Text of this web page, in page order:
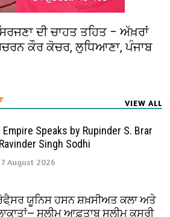
ਦੀ ਚਾਹਤ ਤਹਿਤ – ਅੱਖ਼ਰਾਂ
ਕੌਰ ਕੋਚਰ, ਲੁਧਿਆਣਾ, ਪੰਜਾਬ
VIEW ALL
Empire Speaks by Rupinder S. Brar
Singh Sodhi
7 August 2026
ਯੂਨਿਸ ਹਸਨ ਸ਼ਖ਼ਸੀਅਤ ਕਲਾ ਅਤੇ
ਸਲੀਮ ਆਫ਼ਤਾਬ ਸਲੀਮ ਕਸੂਰੀ